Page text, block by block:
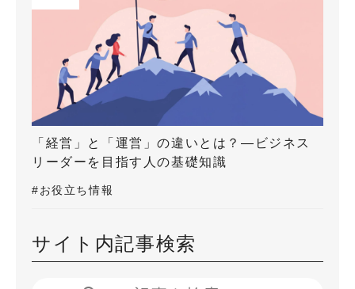
「経営」と「運営」の違いとは？―ビジネス
リーダーを目指す人の基礎知識
#お役立ち情報
サイト内記事検索